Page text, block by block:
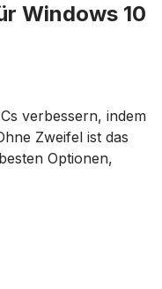
Windows 10
verbessern, indem
Zweifel ist das
Optionen,